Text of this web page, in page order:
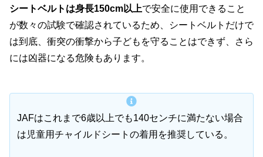
シートベルトは身長150cm以上で安全に使用できること
が数々の試験で確認されているため、シートベルトだけで
は到底、衝突の衝撃から子どもを守ることはできず、さら
には凶器になる危険もあります。
JAFはこれまで6歳以上でも140センチに満たない場合
は児童用チャイルドシートの着用を推奨している。